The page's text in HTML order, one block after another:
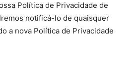
Política de Privacidade de
notificá-lo de quaisquer
a nova Política de Privacidade